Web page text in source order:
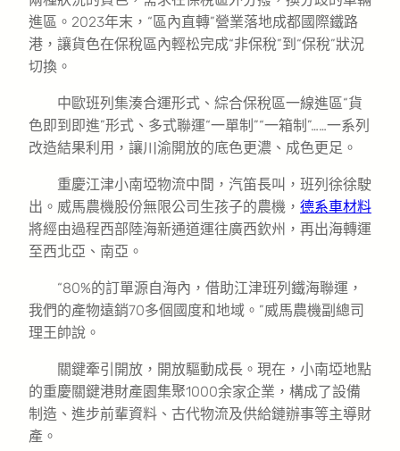
進區。2023年末，“區內直轉”營業落地成都國際鐵路
港，讓貨色在保稅區內輕松完成“非保稅”到“保稅”狀況
切換。
中歐班列集湊合運形式、綜合保稅區一線進區“貨
色即到即進”形式、多式聯運“一單制”“一箱制”……一系列
改造結果利用，讓川渝開放的底色更濃、成色更足。
重慶江津小南埡物流中間，汽笛長叫，班列徐徐駛
出。威馬農機股份無限公司生孩子的農機， 德系車材料
將經由過程西部陸海新通道運往廣西欽州，再出海轉運
至西北亞、南亞。
“80%的訂單源自海內，借助江津班列鐵海聯運，
我們的產物遠銷70多個國度和地域。”威馬農機副總司
理王帥說。
關鍵牽引開放，開放驅動成長。現在，小南埡地點
的重慶關鍵港財產園集聚1000余家企業，構成了設備
制造、進步前輩資料、古代物流及供給鏈辦事等主導財
產。